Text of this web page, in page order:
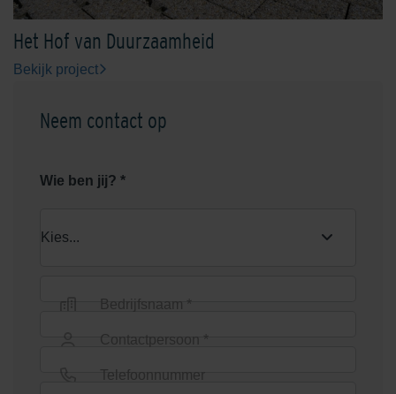
Het Hof van Duurzaamheid
Bekijk project
Neem contact op
Wie ben jij? *
Bedrijfsnaam *
Contactpersoon *
Telefoonnummer